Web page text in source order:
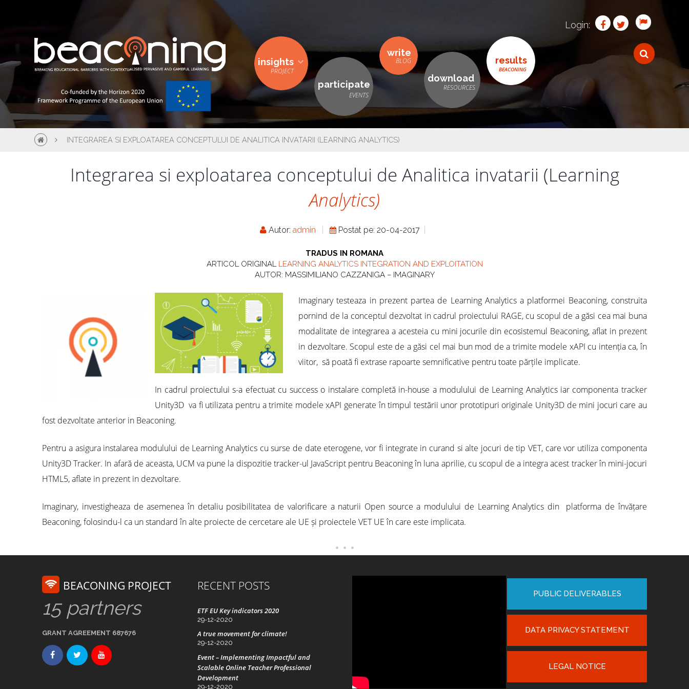
Login:
insights
participate
write
download
results
INTEGRAREA SI EXPLOATAREA CONCEPTULUI DE ANALITICA INVATARII (LEARNING ANALYTICS)
Integrarea si exploatarea conceptului de Analitica invatarii (Learning
Analytics)
Autor: admin Postat pe: 20-04-2017
TRADUS IN ROMANA
ARTICOL ORIGINAL LEARNING ANALYTICS INTEGRATION AND EXPLOITATION
AUTOR: MASSIMILIANO CAZZANIGA – IMAGINARY
Imaginary testeaza in prezent partea de Learning Analytics a platformei Beaconing, construita
pornind de la conceptul dezvoltat in cadrul proiectului RAGE, cu scopul de a găsi cea mai buna
modalitate de integrarea a acesteia cu mini jocurile din ecosistemul Beaconing, aflat in prezent
in dezvoltare. Scopul este de a găsi cel mai bun mod de a trimite modele xAPI cu intenția ca, în
viitor, să poată fi extrase rapoarte semnificative pentru toate părțile implicate.
In cadrul proiectului s-a efectuat cu success o instalare completă in-house a modulului de Learning Analytics iar componenta tracker
Unity3D va fi utilizata pentru a trimite modele xAPI generate în timpul testării unor prototipuri originale Unity3D de mini jocuri care au
fost dezvoltate anterior in Beaconing.
Pentru a asigura instalarea modulului de Learning Analytics cu surse de date eterogene, vor fi integrate in curand si alte jocuri de tip VET, care vor utiliza componenta
Unity3D Tracker. In afară de aceasta, UCM va pune la dispozitie tracker-ul JavaScript pentru Beaconing în luna aprilie, cu scopul de a integra acest tracker în mini-jocuri
HTML5, aflate in prezent in dezvoltare.
Imaginary, investigheaza de asemenea în detaliu posibilitatea de valorificare a naturii Open source a modulului de Learning Analytics din platforma de învățare
Beaconing, folosindu-l ca un standard în alte proiecte de cercetare ale UE și proiectele VET UE în care este implicata.
BEACONING PROJECT
15 partners
GRANT AGREEMENT 687676
RECENT POSTS
ETF EU Key indicators 2020
29-12-2020
A true movement for climate!
29-12-2020
Event – Implementing Impactful and
Scalable Online Teacher Professional
Development
29-12-2020
PUBLIC DELIVERABLES
DATA PRIVACY STATEMENT
LEGAL NOTICE